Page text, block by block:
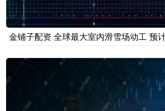
金铺子配资 全球最大室内滑雪场动工 预